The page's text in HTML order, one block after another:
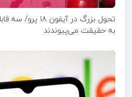
تحول بزرگ در
به حقیقت می‌پیوندند